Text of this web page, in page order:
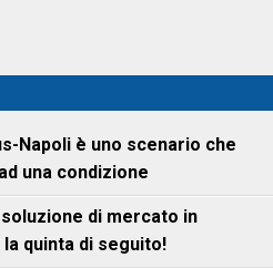
Napoli è uno scenario che
una condizione
di mercato in
quinta di seguito!